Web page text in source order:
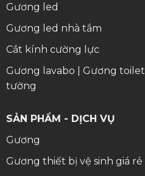
Gương led
Gương led nhà tắm
Cắt kính cường lực
Gương lavabo
Gương toilet
tường
SẢN PHẨM - DỊCH VỤ
Gương
Gương thiết bị vệ sinh giá rẻ